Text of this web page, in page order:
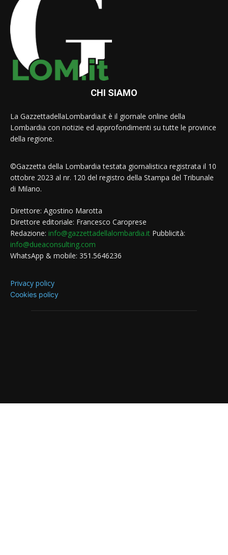
CHI SIAMO
La GazzettadellaLombardia.it è il giornale online della
Lombardia con notizie ed approfondimenti su tutte le province
della regione.
©Gazzetta della Lombardia testata giornalistica registrata il 10
ottobre 2023 al nr. 120 del registro della Stampa del Tribunale
di Milano.
Direttore: Agostino Marotta
Direttore editoriale: Francesco Caroprese
Redazione: info@gazzettadellalombardia.it Pubblicità:
info@dueaconsulting.com
WhatsApp & mobile: 351.5646236
Privacy policy
Cookies policy